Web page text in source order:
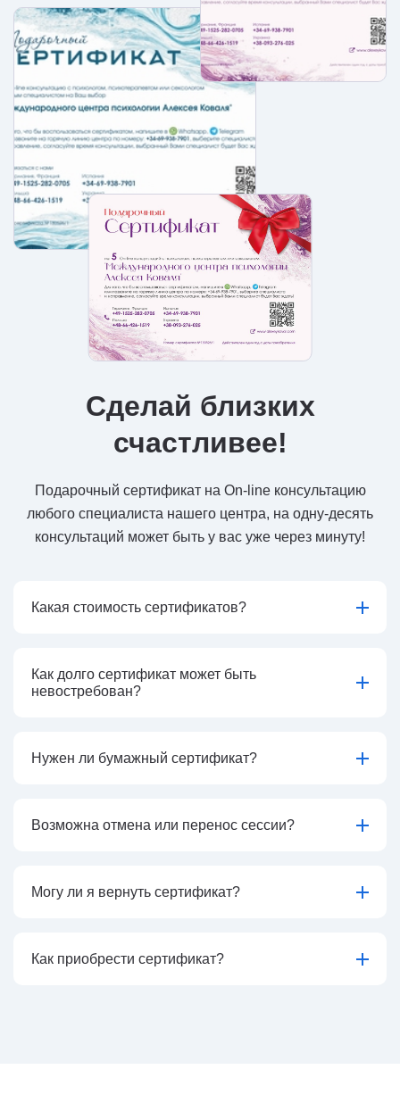
Сделай близких
счастливее!
Подарочный сертификат на On-line консультацию
любого специалиста нашего центра, на одну-десять
консультаций может быть у вас уже через минуту!
Какая стоимость сертификатов?
Как долго сертификат может быть
невостребован?
Нужен ли бумажный сертификат?
Возможна отмена или перенос сессии?
Могу ли я вернуть сертификат?
Как приобрести сертификат?